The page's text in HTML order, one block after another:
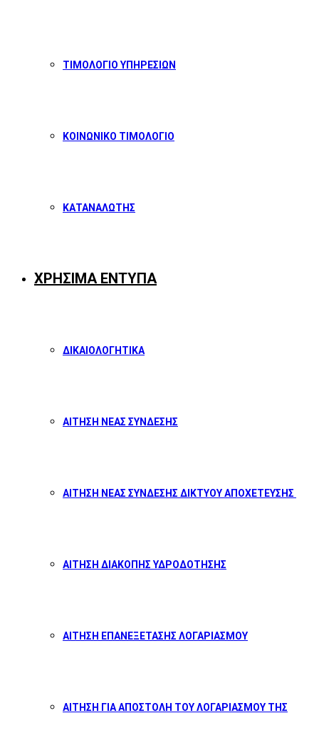
ΤΙΜΟΛΟΓΙΟ ΥΠΗΡΕΣΙΩΝ
ΚΟΙΝΩΝΙΚΟ ΤΙΜΟΛΟΓΙΟ
ΚΑΤΑΝΑΛΩΤΗΣ
ΧΡΗΣΙΜΑ ΕΝΤΥΠΑ
ΔΙΚΑΙΟΛΟΓΗΤΙΚΑ
ΑΙΤΗΣΗ ΝΕΑΣ ΣΥΝΔΕΣΗΣ
ΑΙΤΗΣΗ ΝΕΑΣ ΣΥΝΔΕΣΗΣ ΔΙΚΤΥΟΥ ΑΠΟΧΕΤΕΥΣΗΣ
ΑΙΤΗΣΗ ΔΙΑΚΟΠΗΣ ΥΔΡΟΔΟΤΗΣΗΣ
ΑΙΤΗΣΗ ΕΠΑΝΕΞΕΤΑΣΗΣ ΛΟΓΑΡΙΑΣΜΟΥ
ΑΙΤΗΣΗ ΓΙΑ ΑΠΟΣΤΟΛΗ ΤΟΥ ΛΟΓΑΡΙΑΣΜΟΥ ΤΗΣ